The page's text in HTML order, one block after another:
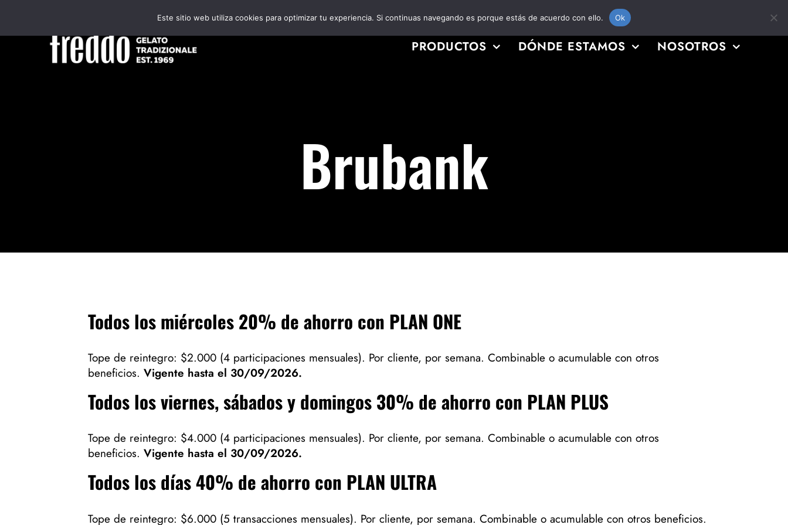
content
PRODUCTOS DÓNDE ESTAMOS NOSOTROS
Brubank
Todos los miércoles 20% de ahorro con PLAN ONE
Tope de reintegro: $2.000 (4 participaciones mensuales). Por cliente, por semana. Combinable o acumulable con otros
beneficios.Vigente hasta el 30/09/2026.
Todos los viernes, sábados y domingos30% de ahorro con PLAN PLUS
Tope de reintegro: $4.000 (4 participaciones mensuales). Por cliente, por semana. Combinable o acumulable con otros
beneficios.Vigente hasta el 30/09/2026.
Todos los días 40% de ahorro con PLAN ULTRA
Tope de reintegro: $6.000 (5 transacciones mensuales). Por cliente, por semana. Combinable o acumulable con otros beneficios.
Este sitio web utiliza cookies para optimizar tu experiencia. Si continuas navegando es porque estás de acuerdo con ello. Ok